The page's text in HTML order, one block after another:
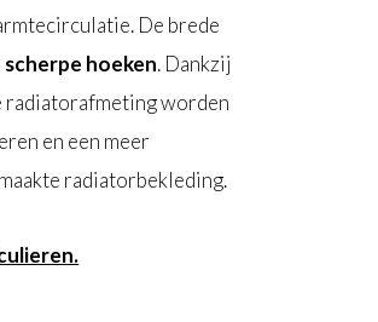
De brede
hoeken. Dankzij
radiatorafmeting worden
en een meer
radiatorbekleding.